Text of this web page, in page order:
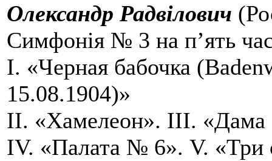
Олександр Радвілович
Симфонія № 3 на п’ять
І. «Черная бабочка
15.08.1904)»
ІІ. «Хамелеон». ІІІ. «Дама
IV. «Палата № 6». V. «Три